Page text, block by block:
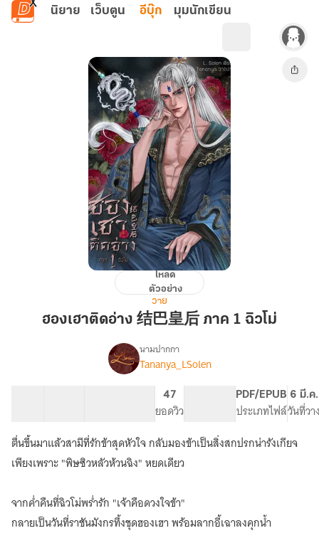
ข้ามไปยังเนื้อหาหลัก
นิยาย เว็บตูน อีบุ๊ก มุมนักเขียน
ฮองเฮา
อ่าง
ฉิว
โม่
โหลด
ตัวอย่าง
วาย
ฮองเฮาติดอ่าง 结巴皇后 ภาค 1 ฉิวโม่
เรื่อง
ติด
อ่าง
结
巴
皇
后
ฉิว
โม่
นามปากกา
Tananya_LSolen
47
ยอดวิว
PDF/EPUB
ประเภทไฟล์
6 มี.ค
วันที่วา
ตื่นขึ้นมาแล้วสามีที่รักข้าสุดหัวใจ กลับมองข้าเป็นสิ่งสกปรกน่ารังเกียจ
เพียงเพราะ "พิษซิวหลัวห้วนฉิง" หยดเดียว
จากค่ำคืนที่ฉิวโม่พร่ำรัก "เจ้าคือดวงใจข้า"
กลายเป็นวันที่ราชันมังกรทึ้งชุดฮองเฮา พร้อมลากอี้เฉาลงคุกน้ำ